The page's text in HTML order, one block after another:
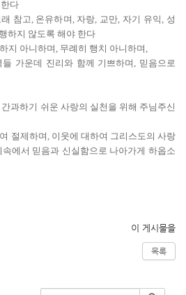
다
참고, 온유하며, 자랑, 교만, 자기 유익, 성
하지 않도록 해야 한다
지 아니하며, 무례히 행치 아니하며,
가운데 진리와 함께 기쁘하며, 믿음으로
과하기 쉬운 사랑의 실천을 위해 주님주신
절제하며, 이웃에 대하여 그리스도의 사랑
에서 믿음과 신실함으로 나아가게 하옵소
이 게시물을
목록